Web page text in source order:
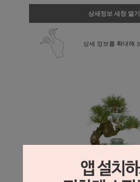
상세정보 새창 열기
상세 정보를 확대해